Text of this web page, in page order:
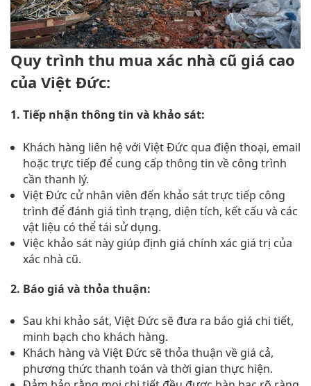
Quy trình thu mua xác nhà cũ giá cao
của Việt Đức:
1. Tiếp nhận thông tin và khảo sát:
Khách hàng liên hệ với Việt Đức qua điện thoại, email
hoặc trực tiếp để cung cấp thông tin về công trình
cần thanh lý.
Việt Đức cử nhân viên đến khảo sát trực tiếp công
trình để đánh giá tình trạng, diện tích, kết cấu và các
vật liệu có thể tái sử dụng.
Việc khảo sát này giúp định giá chính xác giá trị của
xác nhà cũ.
2. Báo giá và thỏa thuận:
Sau khi khảo sát, Việt Đức sẽ đưa ra báo giá chi tiết,
minh bạch cho khách hàng.
Khách hàng và Việt Đức sẽ thỏa thuận về giá cả,
phương thức thanh toán và thời gian thực hiện.